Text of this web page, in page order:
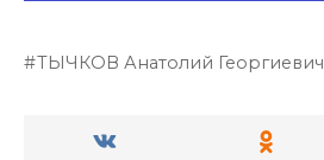
ТЫЧКОВ Анатолий Георгиевич